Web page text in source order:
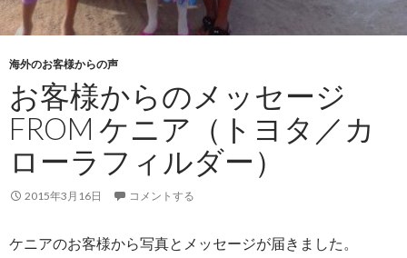
海外のお客様からの声
お客様からのメッセージ
FROM ケニア（トヨタ／カ
ローラフィルダー）
2015年3月16日 コメントする
ケニアのお客様から写真とメッセージが届きました。